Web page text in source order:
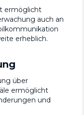
ermöglicht
auch an
erheblich.
über
ermöglicht
und